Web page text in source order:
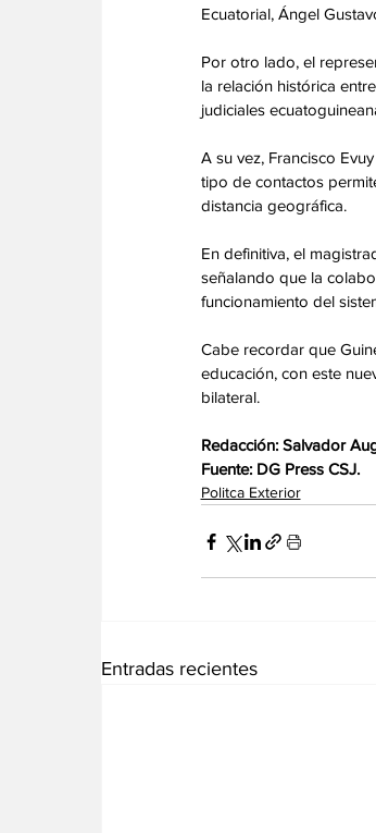
Ecuatorial, Ángel
Por otro lado, el
la relación histórica
judiciales
A su vez, Francisco
tipo de contactos
distancia geográfica.
En definitiva, el
señalando que la
funcionamiento del
Cabe recordar que
educación, con este
bilateral.
Redacción: Salvador
Fuente: DG Press CSJ.
Politca Exterior
Entradas recientes